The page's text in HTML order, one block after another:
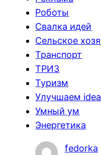
Роботы
Свалка идей
Сельское
Транспорт
ТРИЗ
Туризм
Улучшаем
Умный ум
Энергетика
fedorka